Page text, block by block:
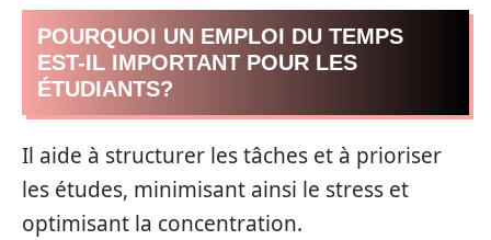
POURQUOI UN EMPLOI DU TEMPS
EST-IL IMPORTANT POUR LES
ÉTUDIANTS?
Il aide à structurer les tâches et à prioriser
les études, minimisant ainsi le stress et
optimisant la concentration.